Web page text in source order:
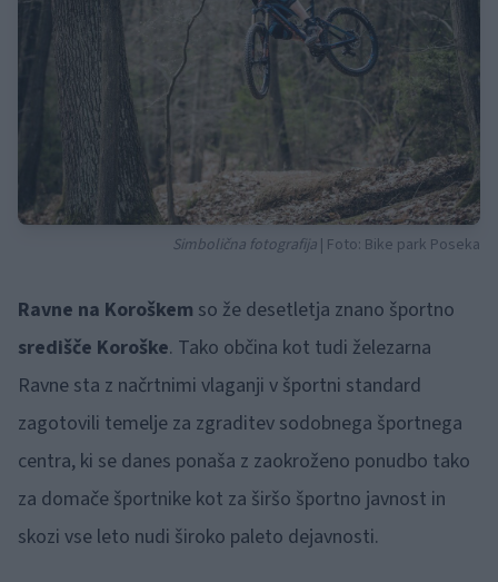
Simbolična fotografija | Foto: Bike park Poseka
Ravne na Koroškem so že desetletja znano športno
središče Koroške. Tako občina kot tudi železarna
Ravne sta z načrtnimi vlaganji v športni standard
zagotovili temelje za zgraditev sodobnega športnega
centra, ki se danes ponaša z zaokroženo ponudbo tako
za domače športnike kot za širšo športno javnost in
skozi vse leto nudi široko paleto dejavnosti.